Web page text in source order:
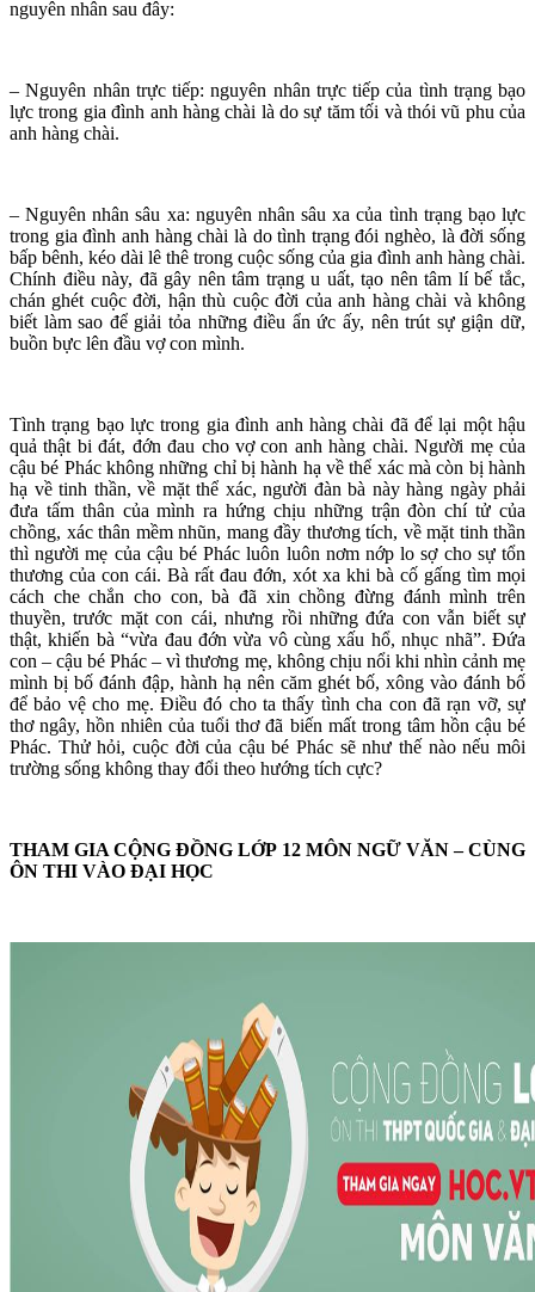
nguyên nhân sau đây:
– Nguyên nhân trực tiếp: nguyên nhân trực tiếp của tình trạng bạo
lực trong gia đình anh hàng chài là do sự tăm tối và thói vũ phu của
anh hàng chài.
– Nguyên nhân sâu xa: nguyên nhân sâu xa của tình trạng bạo lực
trong gia đình anh hàng chài là do tình trạng đói nghèo, là đời sống
bấp bênh, kéo dài lê thê trong cuộc sống của gia đình anh hàng chài.
Chính điều này, đã gây nên tâm trạng u uất, tạo nên tâm lí bế tắc,
chán ghét cuộc đời, hận thù cuộc đời của anh hàng chài và không
biết làm sao để giải tỏa những điều ẩn ức ấy, nên trút sự giận dữ,
buồn bực lên đầu vợ con mình.
Tình trạng bạo lực trong gia đình anh hàng chài đã để lại một hậu
quả thật bi đát, đớn đau cho vợ con anh hàng chài. Người mẹ của
cậu bé Phác không những chỉ bị hành hạ về thể xác mà còn bị hành
hạ về tinh thần, về mặt thể xác, người đàn bà này hàng ngày phải
đưa tấm thân của mình ra hứng chịu những trận đòn chí tử của
chồng, xác thân mềm nhũn, mang đầy thương tích, về mặt tinh thần
thì người mẹ của cậu bé Phác luôn luôn nơm nớp lo sợ cho sự tổn
thương của con cái. Bà rất đau đớn, xót xa khi bà cố gấng tìm mọi
cách che chắn cho con, bà đã xin chồng đừng đánh mình trên
thuyền, trước mặt con cái, nhưng rồi những đứa con vẫn biết sự
thật, khiến bà “vừa đau đớn vừa vô cùng xấu hổ, nhục nhã”. Đứa
con – cậu bé Phác – vì thương mẹ, không chịu nổi khi nhìn cảnh mẹ
mình bị bố đánh đập, hành hạ nên căm ghét bố, xông vào đánh bố
để bảo vệ cho mẹ. Điều đó cho ta thấy tình cha con đã rạn vỡ, sự
thơ ngây, hồn nhiên của tuổi thơ đã biến mất trong tâm hồn cậu bé
Phác. Thử hỏi, cuộc đời của cậu bé Phác sẽ như thế nào nếu môi
trường sống không thay đổi theo hướng tích cực?
THAM GIA CỘNG ĐỒNG LỚP 12 MÔN NGỮ VĂN – CÙNG
ÔN THI VÀO ĐẠI HỌC